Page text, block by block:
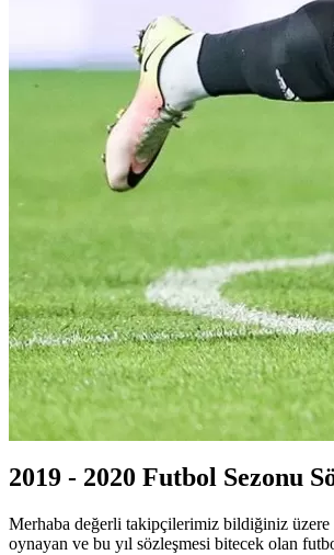
2019 - 2020 Futbol Sezonu
Merhaba değerli takipçilerimiz bildiğiniz üzere
oynayan ve bu yıl sözleşmesi bitecek olan